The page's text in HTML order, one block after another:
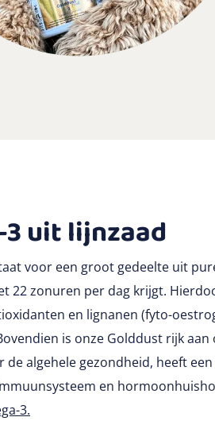
uit lijnzaad
voor een groot gedeelte uit
22 zonuren per dag krijgt.
en lignanen (fyto-
is onze Golddust rijk aan
de algehele gezondheid, heeft
en
3.